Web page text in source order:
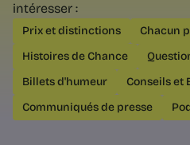
Tendances RH
Et si mon prochain métier
servait à rien non plus ? |
La distinction de David
emplois inutiles et emplois
indispensables mal payés.
évaluer l’utilité réelle d’un
intéresser :
Prix et distinctions
Chacun
Histoires de Chance
Billets d'humeur
Conseils et
Communiqués de presse